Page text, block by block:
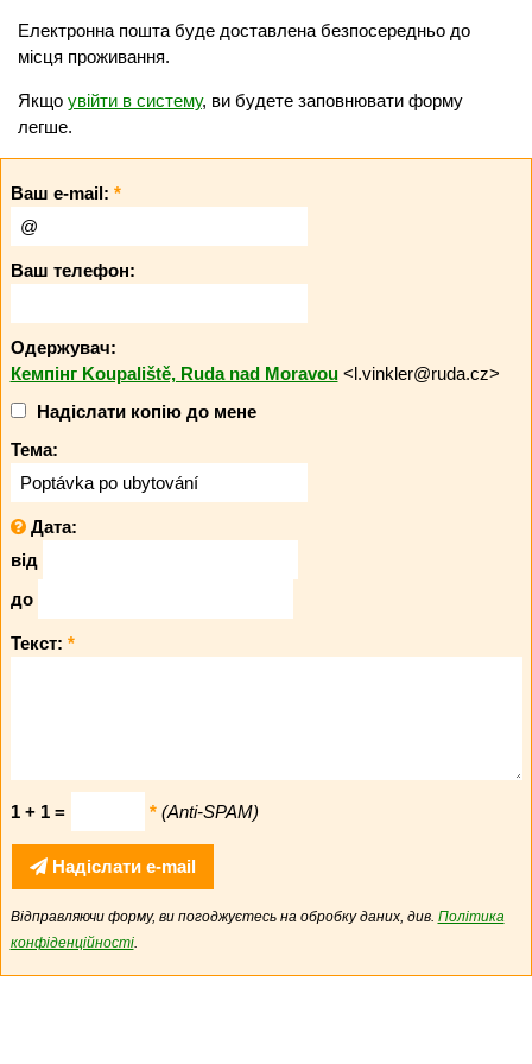
Електронна пошта буде доставлена безпосередньо до
місця проживання.
Якщо увійти в систему, ви будете заповнювати форму
легше.
Ваш e-mail: *
Ваш телефон:
Одержувач:
Кемпінг Koupaliště, Ruda nad Moravou<l.vinkler@ruda.cz>
Надіслати копію до мене
Тема:
Дата:
від
до
Текст: *
1 + 1 = * (Anti-SPAM)
Надіслати e-mail
Відправляючи форму, ви погоджуєтесь на обробку даних, див. Політика
конфіденційності.